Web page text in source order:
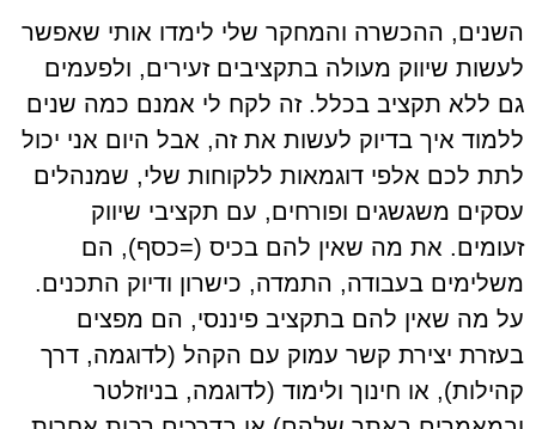
השנים, ההכשרה והמחקר שלי לימדו אותי שאפשר
לעשות שיווק מעולה בתקציבים זעירים, ולפעמים
גם ללא תקציב בכלל. זה לקח לי אמנם כמה שנים
ללמוד איך בדיוק לעשות את זה, אבל היום אני יכול
לתת לכם אלפי דוגמאות ללקוחות שלי, שמנהלים
עסקים משגשגים ופורחים, עם תקציבי שיווק
זעומים. את מה שאין להם בכיס (=כסף), הם
משלימים בעבודה, התמדה, כישרון ודיוק התכנים.
על מה שאין להם בתקציב פיננסי, הם מפצים
בעזרת יצירת קשר עמוק עם הקהל (לדוגמה, דרך
קהילות), או חינוך ולימוד (לדוגמה, בניוזלטר